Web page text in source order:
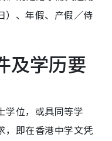
）、年假、产假／侍
及学历要
学位，或具同等学
，即在香港中学文凭